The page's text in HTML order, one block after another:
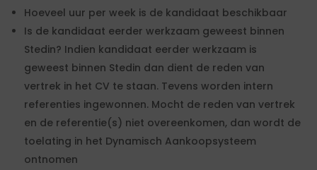
Hoeveel uur per week is de kandidaat beschikbaar
Is de kandidaat eerder werkzaam geweest binnen
Stedin? Indien kandidaat eerder werkzaam is
geweest binnen Stedin dan dient de reden van
vertrek in het CV te staan. Tevens worden intern
referenties ingewonnen. Mocht de reden van vertrek
en de referentie(s) niet overeenkomen, dan wordt de
toelating in het Dynamisch Aankoopsysteem
ontnomen